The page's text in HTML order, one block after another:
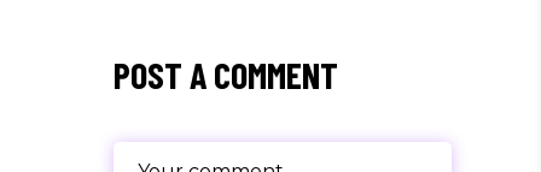
POST A COMMENT